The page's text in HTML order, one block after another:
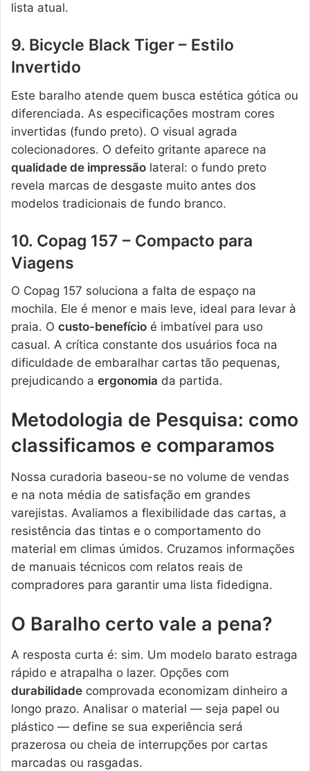
lista atual.
9. Bicycle Black Tiger – Estilo
Invertido
Este baralho atende quem busca estética gótica ou
diferenciada. As especificações mostram cores
invertidas (fundo preto). O visual agrada
colecionadores. O defeito gritante aparece na
qualidade de impressão lateral: o fundo preto
revela marcas de desgaste muito antes dos
modelos tradicionais de fundo branco.
10. Copag 157 – Compacto para
Viagens
O Copag 157 soluciona a falta de espaço na
mochila. Ele é menor e mais leve, ideal para levar à
praia. O custo-benefício é imbatível para uso
casual. A crítica constante dos usuários foca na
dificuldade de embaralhar cartas tão pequenas,
prejudicando a ergonomia da partida.
Metodologia de Pesquisa: como
classificamos e comparamos
Nossa curadoria baseou-se no volume de vendas
e na nota média de satisfação em grandes
varejistas. Avaliamos a flexibilidade das cartas, a
resistência das tintas e o comportamento do
material em climas úmidos. Cruzamos informações
de manuais técnicos com relatos reais de
compradores para garantir uma lista fidedigna.
O Baralho certo vale a pena?
A resposta curta é: sim. Um modelo barato estraga
rápido e atrapalha o lazer. Opções com
durabilidade comprovada economizam dinheiro a
longo prazo. Analisar o material — seja papel ou
plástico — define se sua experiência será
prazerosa ou cheia de interrupções por cartas
marcadas ou rasgadas.